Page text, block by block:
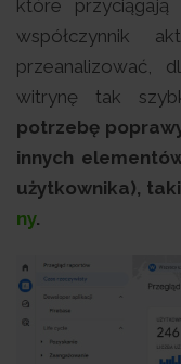
które
współczynnik
przeanalizować,
witrynę tak
potrzebę
innych
użytkownika),
ny.